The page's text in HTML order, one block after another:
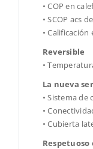
• COP en
• SCOP acs
• Calificación
Reversible
•
La nueva
• Sistema
•
• Cubierta